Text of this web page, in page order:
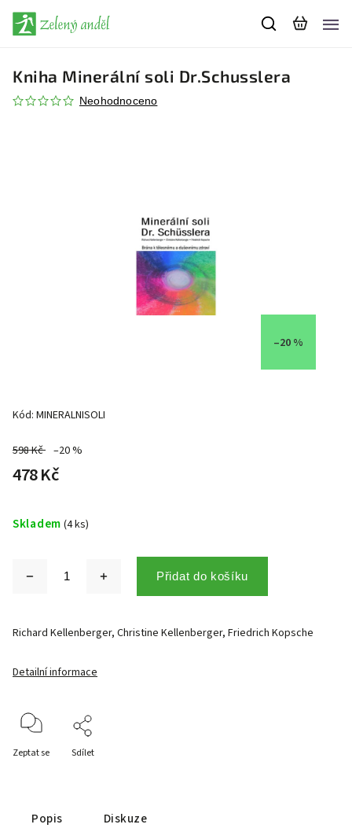
Kniha Minerální soli Dr.Schusslera
Neohodnoceno
–20 %
Kód: MINERALNISOLI
598 Kč –20 %
478 Kč
Skladem (4 ks)
Přidat do košíku
Richard Kellenberger, Christine Kellenberger, Friedrich Kopsche
Detailní informace
Zeptat se Sdílet
Popis Diskuze